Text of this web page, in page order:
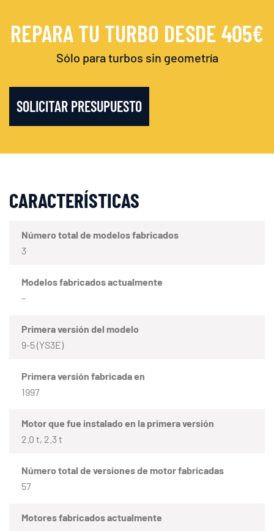
REPARA TU TURBO DESDE 405€
Sólo para turbos sin geometría
SOLICITAR PRESUPUESTO
CARACTERÍSTICAS
Número total de modelos fabricados
3
Modelos fabricados actualmente
–
Primera versión del modelo
9-5 (YS3E)
Primera versión fabricada en
1997
Motor que fue instalado en la primera versión
2.0 t, 2.3 t
Número total de versiones de motor fabricadas
57
Motores fabricados actualmente